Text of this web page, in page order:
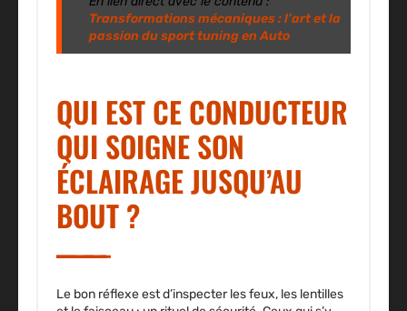
Transformations mécaniques : l’art et la
passion du sport tuning en Auto
QUI EST CE CONDUCTEUR
QUI SOIGNE SON
ÉCLAIRAGE JUSQU’AU
BOUT ?
Le bon réflexe est d’inspecter les feux, les lentilles